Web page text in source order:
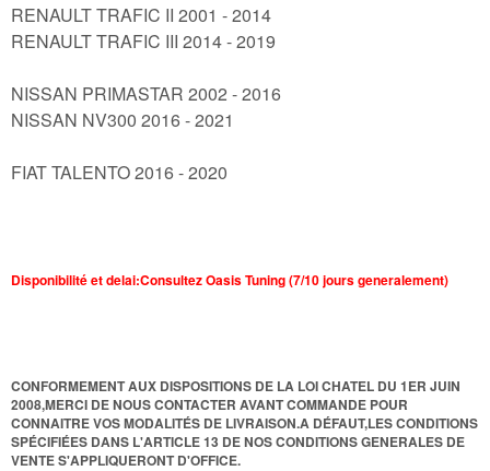
RENAULT TRAFIC II 2001 - 2014
RENAULT TRAFIC III 2014 - 2019
NISSAN PRIMASTAR 2002 - 2016
NISSAN NV300 2016 - 2021
FIAT TALENTO 2016 - 2020
Disponibilité et delai:Consultez Oasis Tuning (7/10 jours generalement)
CONFORMEMENT AUX DISPOSITIONS DE LA LOI CHATEL DU 1ER JUIN
2008,MERCI DE NOUS CONTACTER AVANT COMMANDE POUR
CONNAITRE VOS MODALITÉS DE LIVRAISON.A DÉFAUT,LES CONDITIONS
SPÉCIFIÉES DANS L'ARTICLE 13 DE NOS CONDITIONS GENERALES DE
VENTE S'APPLIQUERONT D'OFFICE.